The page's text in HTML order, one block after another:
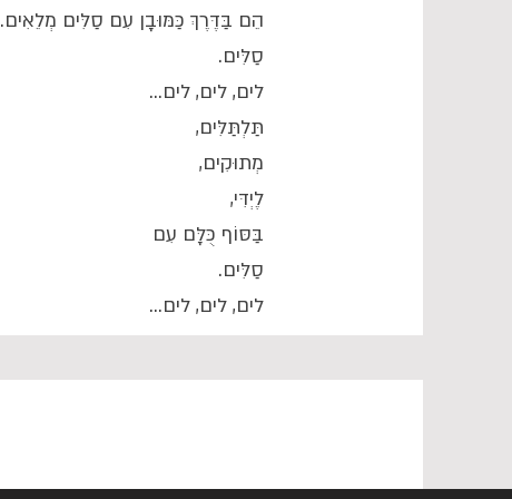
הֵם בַּדֶּרֶךְ כַּמּוּבָן עִם סַלִּים מְלֵאִים.
סַלִּים.
לים, לים, לים...
תַּלְתַּלִּים,
מְתוּקִים,
לֶיְדִּי,
בַּסּוֹף כֻּלָּם עִם
סַלִּים.
לים, לים, לים...